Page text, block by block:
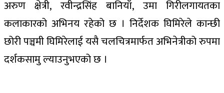
अरुण क्षेत्री, रवीन्द्रसिंह बानियाँ, उमा गिरीलगायतका
कलाकारको अभिनय रहेको छ । निर्देशक घिमिरेले कान्छी
छोरी पञ्चमी घिमिरेलाई यसै चलचित्रमार्फत अभिनेत्रीको रुपमा
दर्शकसामु ल्याउनुभएको छ ।